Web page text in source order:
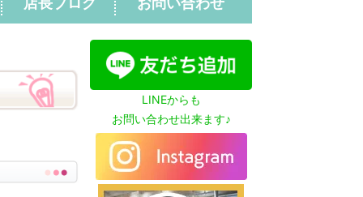
LINEからも
お問い合わせ出来ます♪